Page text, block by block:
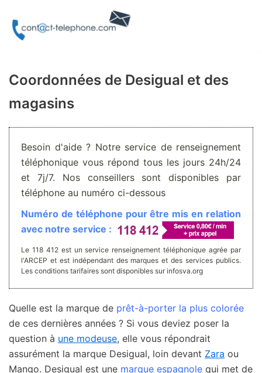
Aller
Coordonnées de Desigual et des
magasins
Besoin d'aide ? Notre service de renseignement
téléphonique vous répond tous les jours 24h/24
et 7j/7. Nos conseillers sont disponibles par
téléphone au numéro ci-dessous
Numéro de téléphone pour être mis en relation
avec notre service :
Le 118 412 est un service renseignement téléphonique agrée par
l'ARCEP et est indépendant des marques et des services publics.
Les conditions tarifaires sont disponibles sur infosva.org
Quelle est la marque de prêt-à-porter la plus colorée
de ces dernières années ? Si vous deviez poser la
question à une modeuse, elle vous répondrait
assurément la marque Desigual, loin devant Zara ou
Mango. Desigual est une marque espagnole qui met de